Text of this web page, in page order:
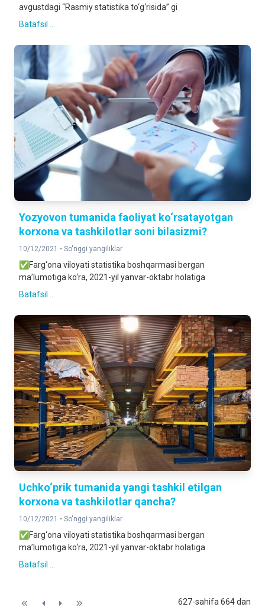
avgustdagi “Rasmiy statistika to‘g‘risida” gi
Batafsil ...
Yozyovon tumanida faoliyat ko‘rsatayotgan
korxona va tashkilotlar soni bilasizmi?
10/12/2021 • So'nggi yangiliklar
✅Farg‘ona viloyati statistika boshqarmasi bergan
ma’lumotiga ko‘ra, 2021-yil yanvar-oktabr holatiga
Batafsil ...
Uchko‘prik tumanida yangi tashkil etilgan
korxona va tashkilotlar qancha?
10/12/2021 • So'nggi yangiliklar
✅Farg‘ona viloyati statistika boshqarmasi bergan
ma’lumotiga ko‘ra, 2021-yil yanvar-oktabr holatiga
Batafsil ...
627-sahifa 664 dan